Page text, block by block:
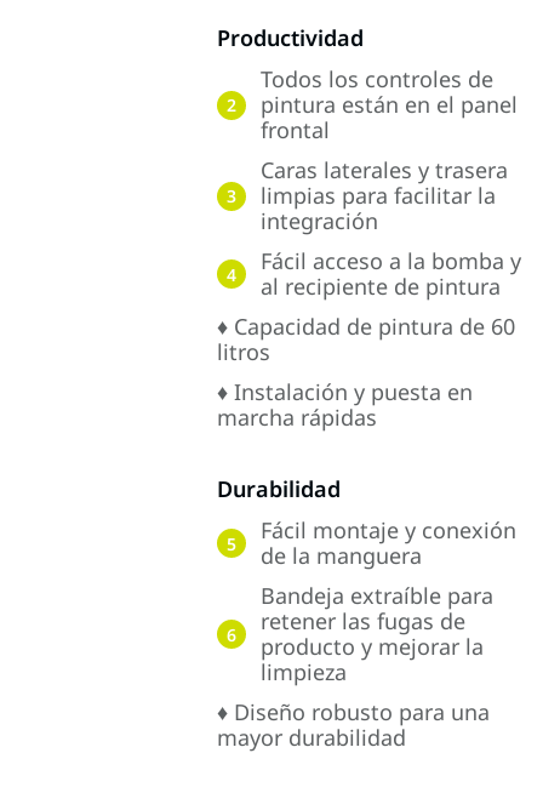
Productividad
2
Todos los controles de
pintura están en el panel
frontal
3
Caras laterales y trasera
limpias para facilitar la
integración
4
Fácil acceso a la bomba y
al recipiente de pintura
♦ Capacidad de pintura de 60
litros
♦ Instalación y puesta en
marcha rápidas
Durabilidad
5
Fácil montaje y conexión
de la manguera
6
Bandeja extraíble para
retener las fugas de
producto y mejorar la
limpieza
♦ Diseño robusto para una
mayor durabilidad